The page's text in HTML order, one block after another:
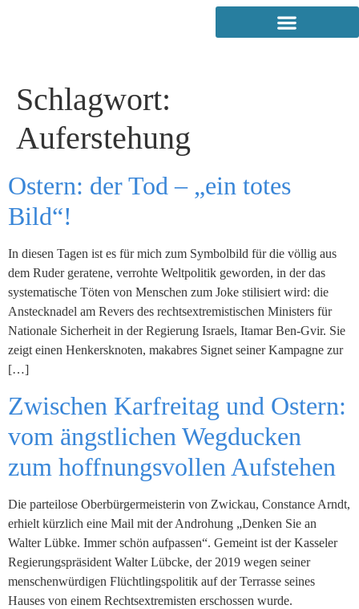
Schlagwort:
Auferstehung
Ostern: der Tod – „ein totes
Bild“!
In diesen Tagen ist es für mich zum Symbolbild für die völlig aus
dem Ruder geratene, verrohte Weltpolitik geworden, in der das
systematische Töten von Menschen zum Joke stilisiert wird: die
Anstecknadel am Revers des rechtsextremistischen Ministers für
Nationale Sicherheit in der Regierung Israels, Itamar Ben-Gvir. Sie
zeigt einen Henkersknoten, makabres Signet seiner Kampagne zur
[…]
Zwischen Karfreitag und Ostern:
vom ängstlichen Wegducken
zum hoffnungsvollen Aufstehen
Die parteilose Oberbürgermeisterin von Zwickau, Constance Arndt,
erhielt kürzlich eine Mail mit der Androhung „Denken Sie an
Walter Lübke. Immer schön aufpassen“. Gemeint ist der Kasseler
Regierungspräsident Walter Lübcke, der 2019 wegen seiner
menschenwürdigen Flüchtlingspolitik auf der Terrasse seines
Hauses von einem Rechtsextremisten erschossen wurde.